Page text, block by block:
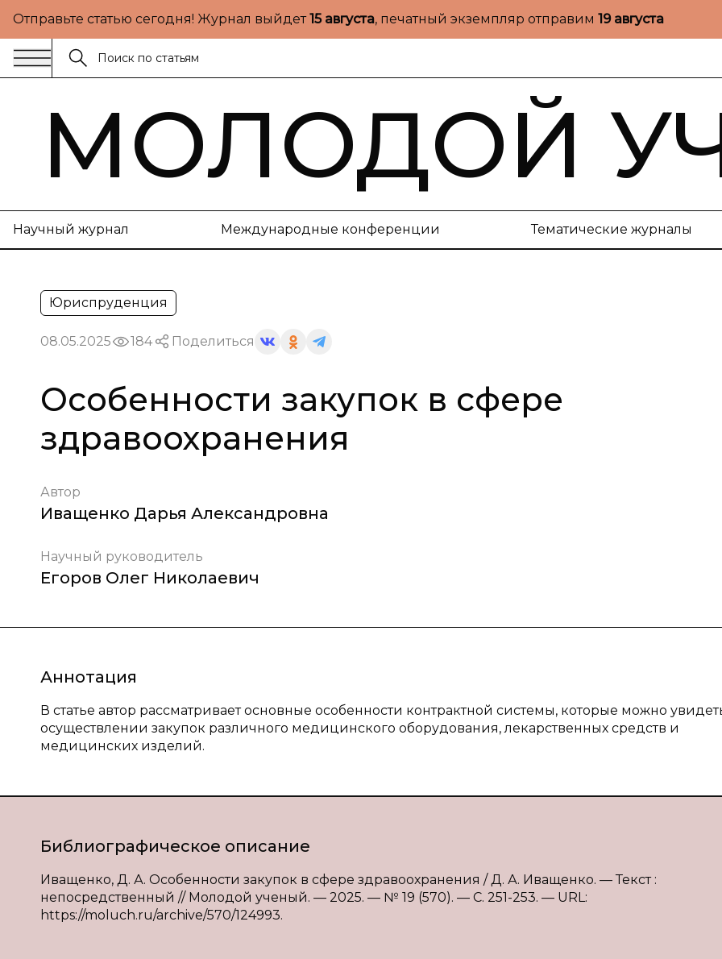
Отправьте статью сегодня! Журнал выйдет15 августа, печатный экземпляр отправим 19 августа
МОЛОДОЙ
Научный журнал Международные конференции Тематические журналы
Юриспруденция
08.05.2025 184 Поделиться
Особенности закупок в сфере
здравоохранения
Автор
Иващенко Дарья Александровна
Научный руководитель
Егоров Олег Николаевич
Аннотация
В статье автор рассматривает основные особенности контрактной системы, которые можно
осуществлении закупок различного медицинского оборудования, лекарственных средств и
медицинских изделий.
Библиографическое описание
Иващенко, Д. А. Особенности закупок в сфере здравоохранения / Д. А. Иващенко. — Текст :
непосредственный // Молодой ученый. — 2025. — № 19 (570). — С. 251-253. — URL:
https://moluch.ru/archive/570/124993.